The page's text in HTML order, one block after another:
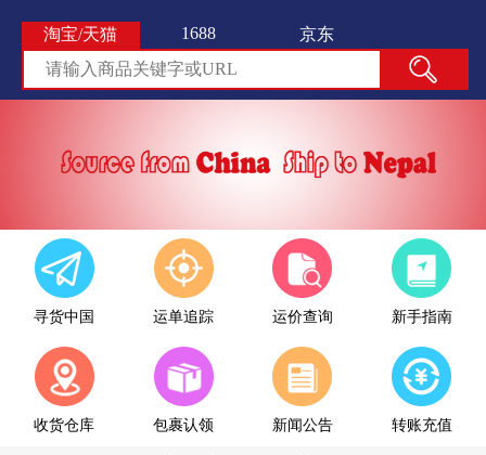
淘宝/天猫 1688 京东
寻货中国 运单追踪 运价查询 新手指南
收货仓库 包裹认领 新闻公告 转账充值